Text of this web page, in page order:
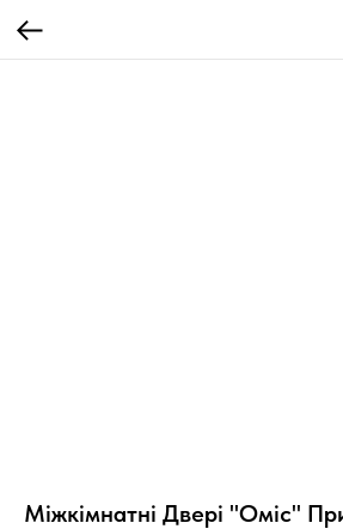
Міжкімнатні Двері "Оміс"